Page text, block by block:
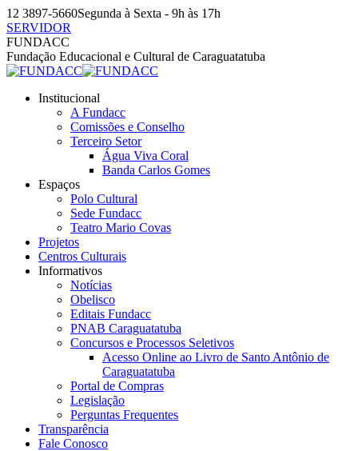
Pular
para
o
conteúdo
12 3897-5660Segunda à Sexta - 9h às 17h
SERVIDOR
Facebook
page
opens
new
Instagram
page
opens
new
YouTube
page
opens
new
FUNDACC
Fundação Educacional e Cultural de Caraguatatuba
Institucional
A Fundacc
Comissões e Conselho
Terceiro Setor
Água Viva Coral
Banda Carlos Gomes
Espaços
Polo Cultural
Sede Fundacc
Teatro Mario Covas
Projetos
Centros Culturais
Informativos
Notícias
Obelisco
Editais Fundacc
PNAB Caraguatatuba
Concursos e Processos Seletivos
Acesso Online ao Livro de Santo Antônio de
Caraguatatuba
Portal de Compras
Legislação
Perguntas Frequentes
Transparência
Fale Conosco